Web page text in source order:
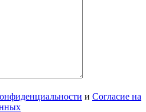
и Согласие на